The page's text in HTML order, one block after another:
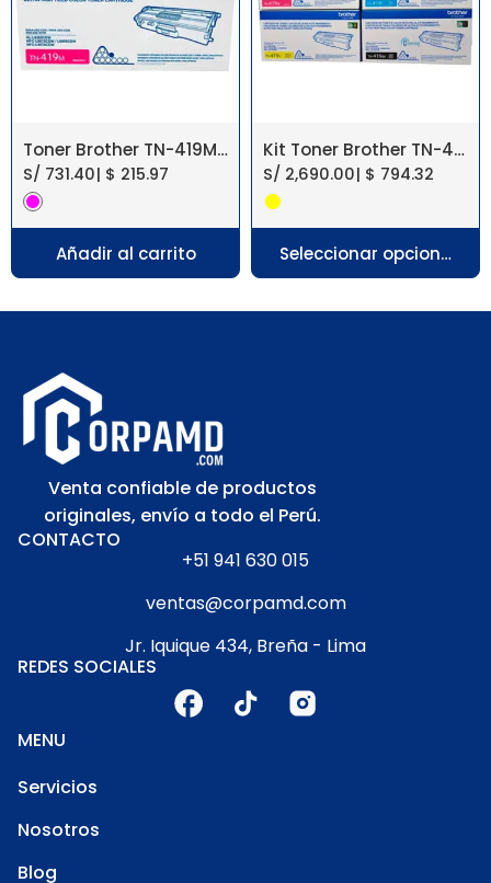
Toner Brother TN-419M Magenta【 L8900CDW 】
S/ 731.40| $ 215.97
Añadir al carrito
Kit Toner Brother TN-419【 L8900CDW 】
S/ 2,690.00| $ 794.32
Seleccionar opciones
Venta confiable de productos
originales, envío a todo el Perú.
CONTACTO
+51 941 630 015
ventas@corpamd.com
Jr. Iquique 434, Breña - Lima
REDES SOCIALES
MENU
Servicios
Nosotros
Blog